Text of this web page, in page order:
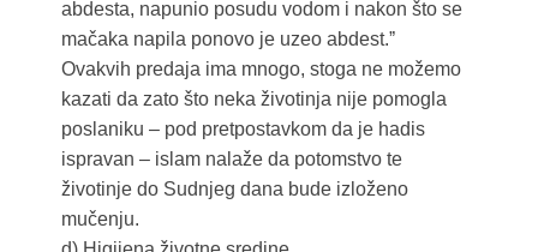
abdesta, napunio posudu vodom i nakon što se
mačaka napila ponovo je uzeo abdest.ˮ
Ovakvih predaja ima mnogo, stoga ne možemo
kazati da zato što neka životinja nije pomogla
poslaniku – pod pretpostavkom da je hadis
ispravan – islam nalaže da potomstvo te
životinje do Sudnjeg dana bude izloženo
mučenju.